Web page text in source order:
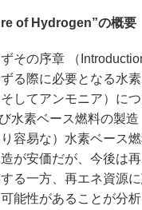
of Hydrogen”の概要
その序章 （
る際に必要となる水
してアンモニア）に
水素ベース燃料の製造
り容易な）水素ベース
が安価だが、今後は
る一方、再エネ資源
能性があることが分